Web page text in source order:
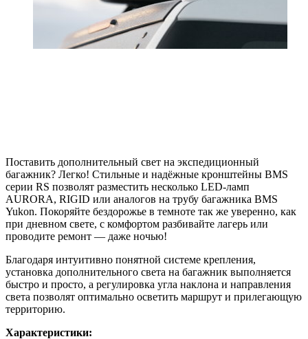
Поставить дополнительный свет на экспедиционный
багажник? Легко! Стильные и надёжные кронштейны BMS
серии RS позволят разместить несколько LED-ламп
AURORA, RIGID или аналогов на трубу багажника BMS
Yukon. Покоряйте бездорожье в темноте так же уверенно, как
при дневном свете, с комфортом разбивайте лагерь или
проводите ремонт — даже ночью!
Благодаря интуитивно понятной системе крепления,
установка дополнительного света на багажник выполняется
быстро и просто, а регулировка угла наклона и направления
света позволят оптимально осветить маршрут и прилегающую
территорию.
Характеристики: